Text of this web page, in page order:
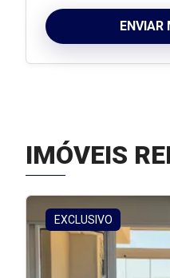
ENVIAR
IMÓVEIS
EXCLUSIVO